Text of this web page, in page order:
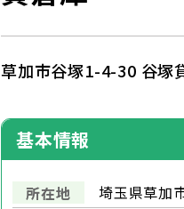
草加市谷塚1-4-30 谷塚
基本情報
所在地
埼玉県草加